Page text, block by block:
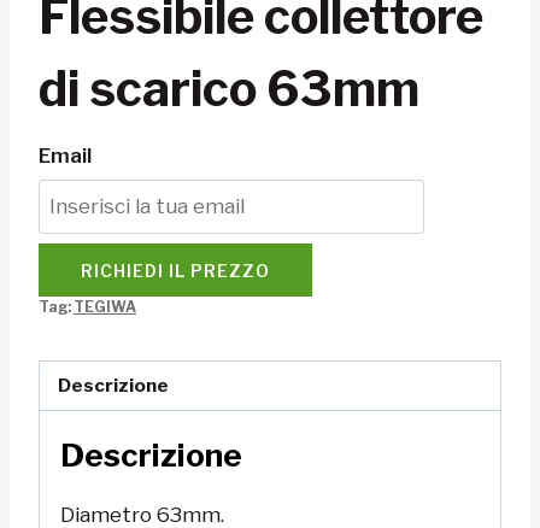
Flessibile collettore
di scarico 63mm
Email
RICHIEDI IL PREZZO
Tag: TEGIWA
Descrizione
Descrizione
Diametro 63mm.